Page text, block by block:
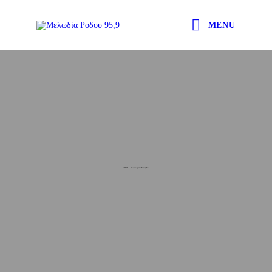
MENU
ΜΠΛΕ – Χριστούγεννα Μαζί Σου